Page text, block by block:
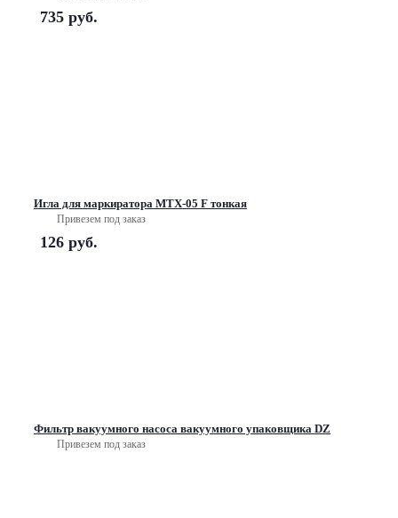
735 руб.
Игла для маркиратора МТХ-05 F тонкая
Привезем под заказ
126 руб.
Фильтр вакуумного насоса вакуумного упаковщика DZ
Привезем под заказ